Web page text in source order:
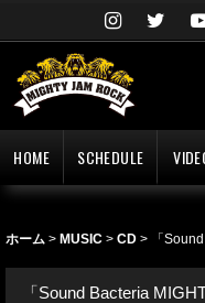
HOME SCHEDULE
ホーム > MUSIC > CD > 「
「Sound Bacteria